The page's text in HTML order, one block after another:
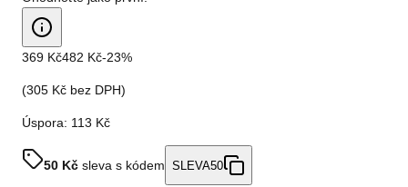
369 Kč482 Kč-23%
(305 Kč bez DPH)
Úspora: 113 Kč
50 Kč sleva s kódem SLEVA50